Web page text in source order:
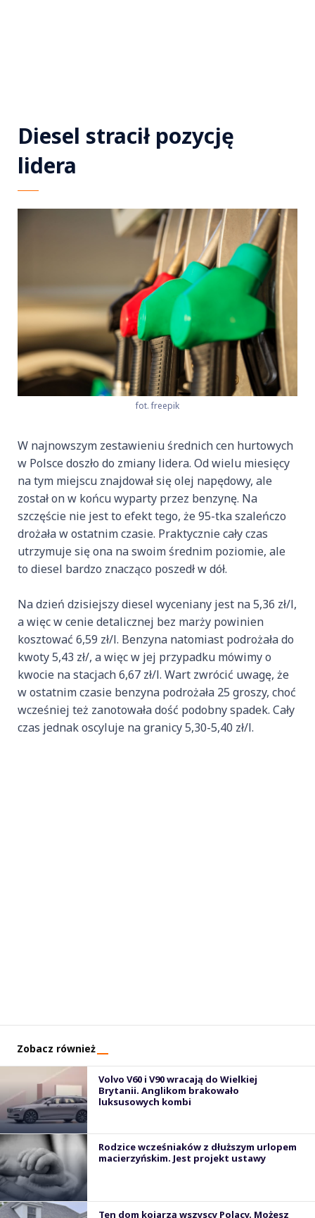
Diesel stracił pozycję
lidera
fot. freepik
W najnowszym zestawieniu średnich cen hurtowych
w Polsce doszło do zmiany lidera. Od wielu miesięcy
na tym miejscu znajdował się olej napędowy, ale
został on w końcu wyparty przez benzynę. Na
szczęście nie jest to efekt tego, że 95-tka szaleńczo
drożała w ostatnim czasie. Praktycznie cały czas
utrzymuje się ona na swoim średnim poziomie, ale
to diesel bardzo znacząco poszedł w dół.
Na dzień dzisiejszy diesel wyceniany jest na 5,36 zł/l,
a więc w cenie detalicznej bez marży powinien
kosztować 6,59 zł/l. Benzyna natomiast podrożała do
kwoty 5,43 zł/, a więc w jej przypadku mówimy o
kwocie na stacjach 6,67 zł/l. Wart zwrócić uwagę, że
w ostatnim czasie benzyna podrożała 25 groszy, choć
wcześniej też zanotowała dość podobny spadek. Cały
czas jednak oscyluje na granicy 5,30-5,40 zł/l.
Zobacz również
Volvo V60 i V90 wracają do Wielkiej
Brytanii. Anglikom brakowało
luksusowych kombi
Rodzice wcześniaków z dłuższym urlopem
macierzyńskim. Jest projekt ustawy
Ten dom kojarzą wszyscy Polacy. Możesz